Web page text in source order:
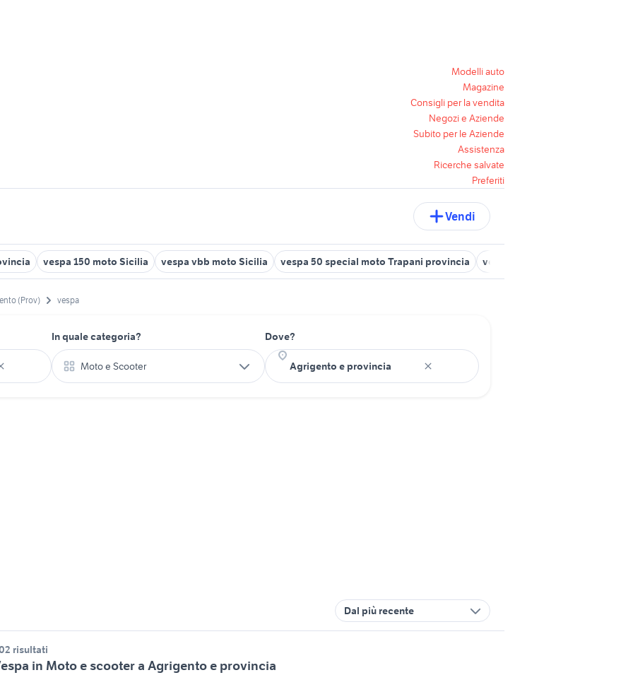
Modelli auto
Magazine
Consigli per la vendita
Negozi e Aziende
Subito per le Aziende
Assistenza
Ricerche salvate
Preferiti
Vendi
vespa 150 moto Sicilia vespa vbb moto Sicilia vespa 50 special moto Trapani provincia vespa 50 special a catania e
(Prov) vespa
In quale categoria?
Moto e Scooter
Dove?
Dal più recente
risultati
in Moto e scooter a Agrigento e provincia